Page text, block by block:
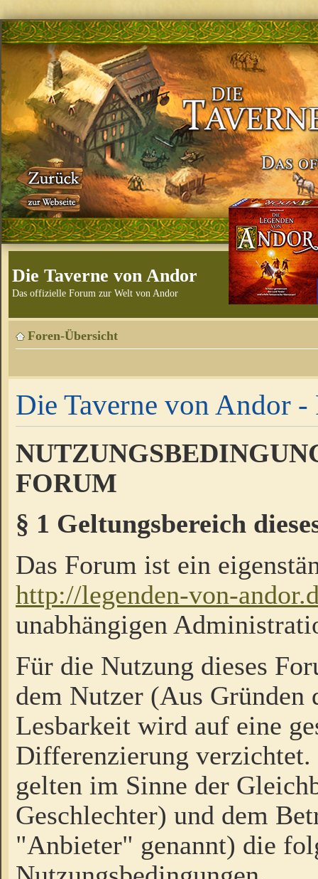
Die Taverne von Andor
Das offizielle Forum zur Welt von Andor
Foren-Übersicht
Die Taverne von Andor -
FORUM
§ 1 Geltungsbereich
Das Forum ist ein
http://legenden-von-
unabhängigen
Für die Nutzung dieses
dem Nutzer (Aus Gründen
Lesbarkeit wird auf eine
Differenzierung
gelten im Sinne der
Geschlechter) und dem
"Anbieter" genannt) die